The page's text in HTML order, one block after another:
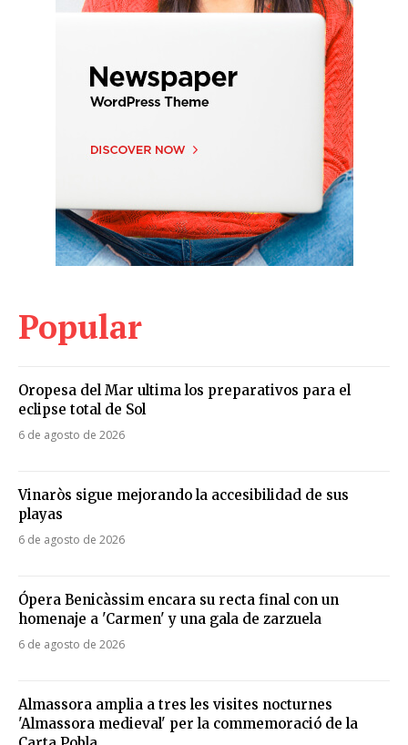
Popular
Oropesa del Mar ultima los preparativos para el
eclipse total de Sol
6 de agosto de 2026
Vinaròs sigue mejorando la accesibilidad de sus
playas
6 de agosto de 2026
Ópera Benicàssim encara su recta final con un
homenaje a 'Carmen' y una gala de zarzuela
6 de agosto de 2026
Almassora amplia a tres les visites nocturnes
'Almassora medieval' per la commemoració de la